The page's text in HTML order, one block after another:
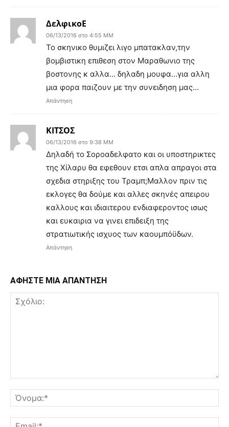
ΔελφικοΕ
06/13/2016 στο 4:55 ΜΜ
Το σκηνικο θυμιζει λιγο μπατακλαν,την
βομβιστικη επιθεση στον Μαραθωνιο της
βοστονης κ αλλα… δηλαδη μουφα…για αλλη
μια φορα παιζουν με την συνειδηση μας…
Απάντηση
ΚΙΤΣΟΣ
06/13/2016 στο 9:38 ΜΜ
Δηλαδή το Σοροαδελφατο και οι υποστηρικτες
της Χίλαρυ θα εφεθουν ετσι απλα απραγοι στα
σχεδια στηριξης του Τραμπ;Μαλλον πριν τις
εκλογες θα δούμε και αλλες σκηνές απειρου
καλλους και ιδιαιτερου ενδιαφεροντος ισως
και ευκαιρια να γινει επιδειξη της
στρατιωτικής ισχυος των καουμπόϋδων.
Απάντηση
ΑΦΗΣΤΕ ΜΙΑ ΑΠΑΝΤΗΣΗ